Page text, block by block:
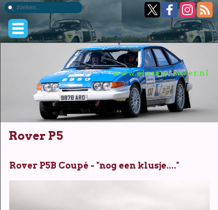
www.classic-rover.nl
Rover P5
Rover P5B Coupé - "nog een klusje...."